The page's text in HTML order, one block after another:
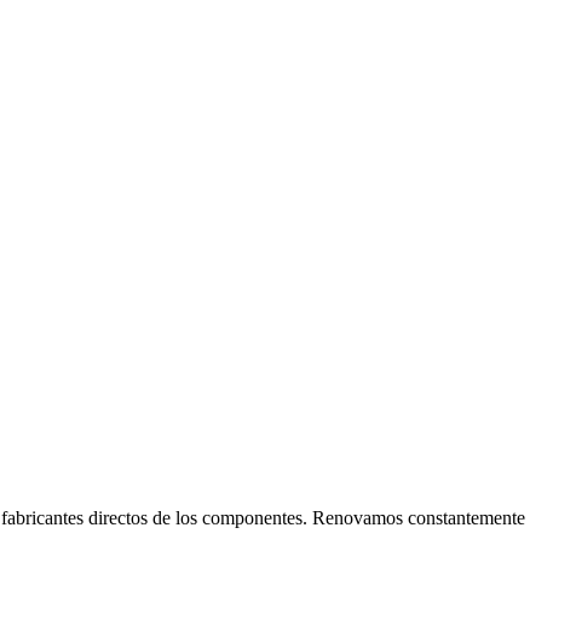
directos de los componentes. Renovamos constantemente